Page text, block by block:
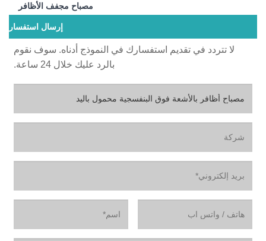
مصباح مجفف الأظافر
إرسال استفسار
لا تتردد في تقديم استفسارك في النموذج أدناه. سوف نقوم
بالرد عليك خلال 24 ساعة.